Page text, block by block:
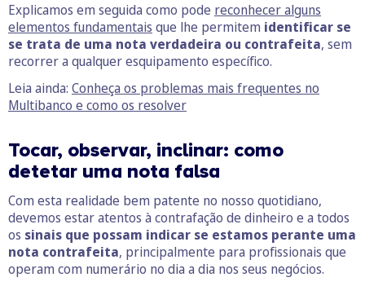
Explicamos em seguida como pode reconhecer alguns
elementos fundamentais que lhe permitem identificar se
se trata de uma nota verdadeira ou contrafeita, sem
recorrer a qualquer esquipamento específico.
Leia ainda: Conheça os problemas mais frequentes no
Multibanco e como os resolver
Tocar, observar, inclinar: como
detetar uma nota falsa
Com esta realidade bem patente no nosso quotidiano,
devemos estar atentos à contrafação de dinheiro e a todos
os sinais que possam indicar se estamos perante uma
nota contrafeita, principalmente para profissionais que
operam com numerário no dia a dia nos seus negócios.